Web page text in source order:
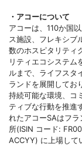
・アコーについて
アコーは、110か国
ス施設、フレキシブ
数のホスピタリティ
リティエコシステム
ルまで、ライフスタ
ランドを展開してお
持続可能な環境、コ
ティブな行動を推進
れたアコーSAはフ
所(ISIN コード:
ACCYY) に上場して